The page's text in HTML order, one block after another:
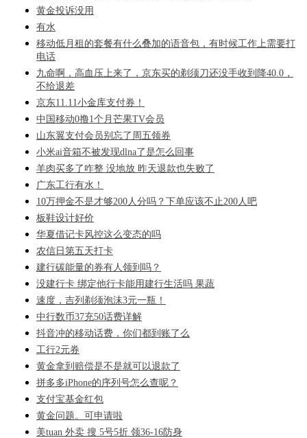
黄金投诉没用
有水
移动低月租的套餐有什么叠加的语音包，有时候工作上需要打
电话
九命啊，高血压上来了，京东买的剃须刀还没手收到降40.0，
不给退差
京东11.11小金库支付券！
中国移动0撸1个月芒果TV会员
山东翼支付会员别忘了周五领券
小米ai音箱不被发现dlna了是怎么回事
羊肉买多了咋整 没地放 昨天退款也失败了
广东工行有水！
10万押金不是才够200人分吗？下单应该不止200人吧
板鞋设计好价
华夏借记卡风控这么变态的吗
农信日第五天打卡
建行碳能量的券有人领到吗？
没建行卡 绑定他行卡能用建行生活吗 果蔬
速度，吉列剃须泡沫3元一瓶！
中行数币37充50话费详解
抖音冲的移动话费，你们都到账了么
工行2元券
黄金拿到赔偿是不是就可以退款了
拼多多iPhone的序列号怎么查呢？
支付宝基金红包
黄金问题。可申请啦
美tuan 外卖 搜 5号5折 领36-16防身